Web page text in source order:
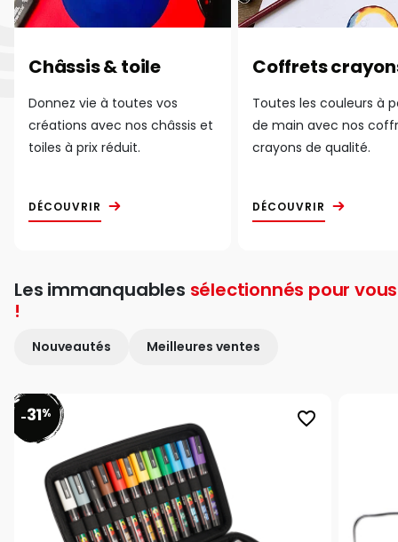
Châssis & toile
Donnez vie à toutes vos
créations avec nos châssis et
toiles à prix réduit.
DÉCOUVRIR
Coffrets
Toutes les couleurs à
de main avec nos
crayons de qualité.
DÉCOUVRIR
Les immanquables sélectionnés pour vous
!
Nouveautés Meilleures ventes
favorite_border
-31%